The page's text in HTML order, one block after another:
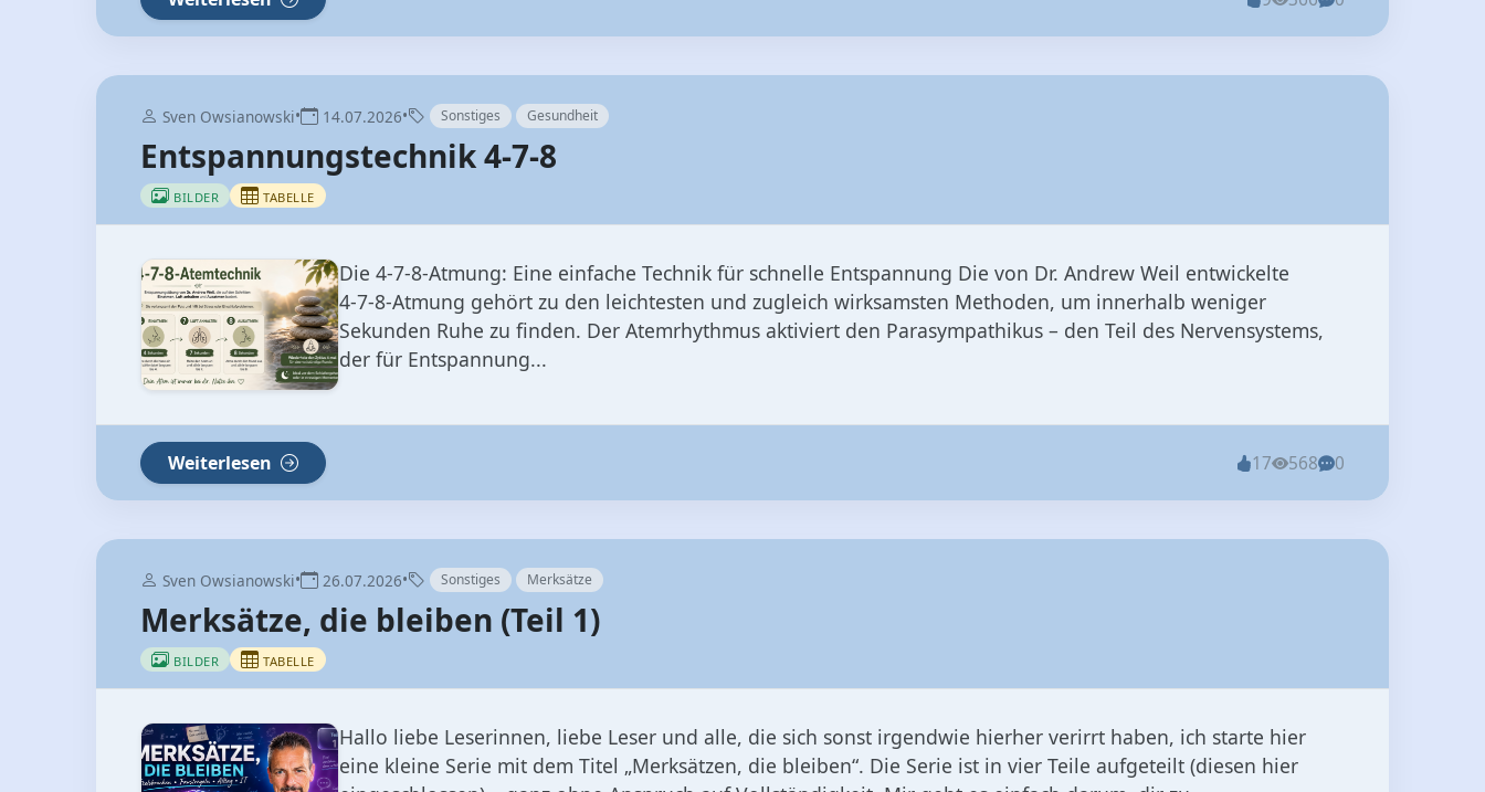
Sven Owsianowski• 14.07.2026• Sonstiges Gesundheit
Entspannungstechnik 4-7-8
BILDER TABELLE
Die 4‑7‑8‑Atmung: Eine einfache Technik für schnelle Entspannung Die von Dr. Andrew Weil entwickelte
4‑7‑8‑Atmung gehört zu den leichtesten und zugleich wirksamsten Methoden, um innerhalb weniger
Sekunden Ruhe zu finden. Der Atemrhythmus aktiviert den Parasympathikus – den Teil des Nervensystems,
der für Entspannung...
Weiterlesen 17 568 0
Sven Owsianowski• 26.07.2026• Sonstiges Merksätze
Merksätze, die bleiben (Teil 1)
BILDER TABELLE
Hallo liebe Leserinnen, liebe Leser und alle, die sich sonst irgendwie hierher verirrt haben, ich starte hier
eine kleine Serie mit dem Titel „Merksätzen, die bleiben“. Die Serie ist in vier Teile aufgeteilt (diesen hier